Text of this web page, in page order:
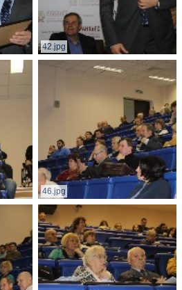
42.jpg
46.jpg